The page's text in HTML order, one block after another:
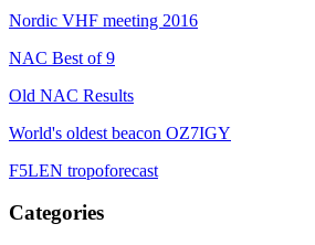
Nordic VHF meeting 2016
NAC Best of 9
Old NAC Results
World's oldest beacon OZ7IGY
F5LEN tropoforecast
Categories